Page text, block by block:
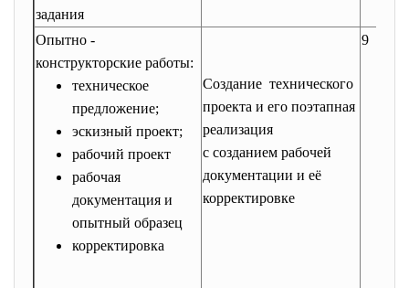
задания
Опытно -
конструкторские работы:
техническое
предложение;
эскизный проект;
рабочий проект
рабочая
документация и
опытный образец
корректировка
Создание технического
проекта и его поэтапная
реализация
с созданием рабочей
документации и её
корректировке
9